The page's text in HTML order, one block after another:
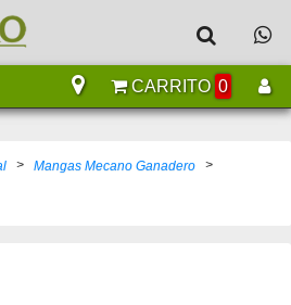
CARRITO 0
> Mangas Mecano Ganadero >